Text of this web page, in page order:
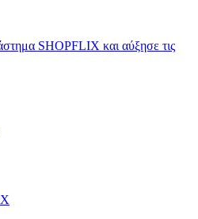
SHOPFLIX και αύξησε τις